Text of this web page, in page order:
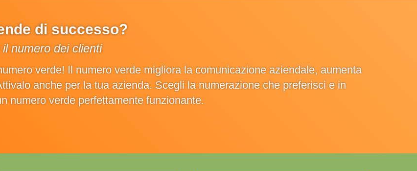
di successo?
numero dei clienti
verde! Il numero verde migliora la comunicazione aziendale, aumenta
anche per la tua azienda. Scegli la numerazione che preferisci e in
numero verde perfettamente funzionante.